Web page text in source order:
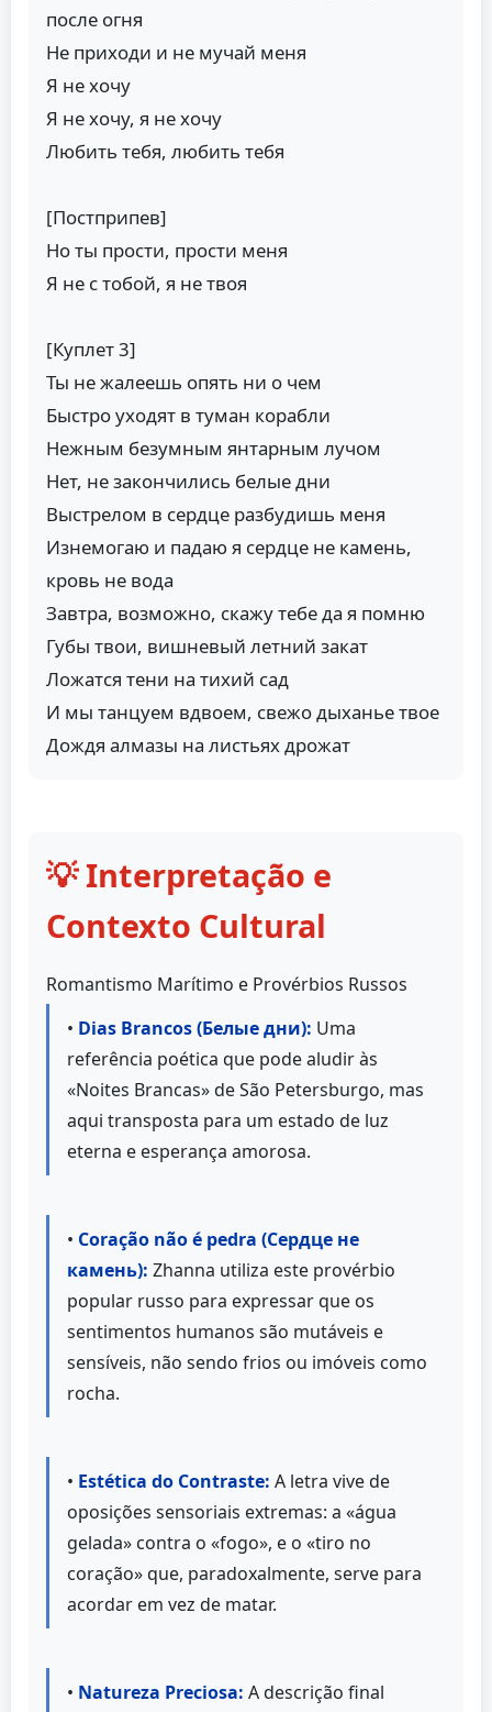
после огня
Не приходи и не мучай меня
Я не хочу
Я не хочу, я не хочу
Любить тебя, любить тебя
[Постприпев]
Но ты прости, прости меня
Я не с тобой, я не твоя
[Куплет 3]
Ты не жалеешь опять ни о чем
Быстро уходят в туман корабли
Нежным безумным янтарным лучом
Нет, не закончились белые дни
Выстрелом в сердце разбудишь меня
Изнемогаю и падаю я сердце не камень,
кровь не вода
Завтра, возможно, скажу тебе да я помню
Губы твои, вишневый летний закат
Ложатся тени на тихий сад
И мы танцуем вдвоем, свежо дыханье твое
Дождя алмазы на листьях дрожат
💡 Interpretação e
Contexto Cultural
Romantismo Marítimo e Provérbios Russos
• Dias Brancos (Белые дни): Uma
referência poética que pode aludir às
«Noites Brancas» de São Petersburgo, mas
aqui transposta para um estado de luz
eterna e esperança amorosa.
• Coração não é pedra (Сердце не
камень): Zhanna utiliza este provérbio
popular russo para expressar que os
sentimentos humanos são mutáveis e
sensíveis, não sendo frios ou imóveis como
rocha.
• Estética do Contraste: A letra vive de
oposições sensoriais extremas: a «água
gelada» contra o «fogo», e o «tiro no
coração» que, paradoxalmente, serve para
acordar em vez de matar.
• Natureza Preciosa: A descrição final